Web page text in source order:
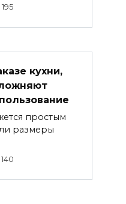
195
кухни,
простым
размеры
140